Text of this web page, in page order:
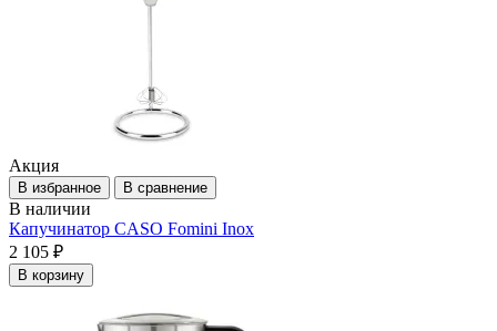
Акция
В избранное В сравнение
В наличии
Капучинатор CASO Fomini Inox
2 105 ₽
В корзину